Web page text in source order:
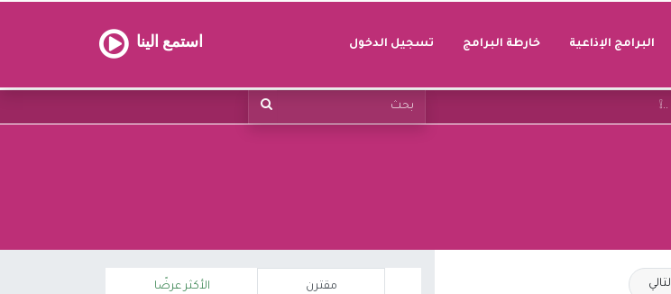
البرامج الإذاعية خارطة البرامج تسجيل الدخول استمع الينا
مقترن الأكثر عرضًا